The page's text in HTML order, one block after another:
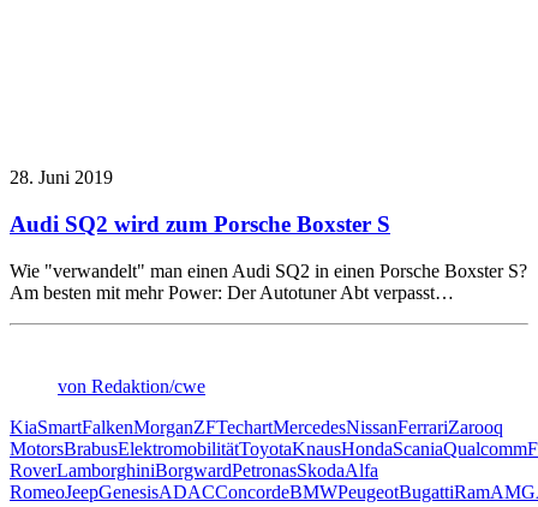
28. Juni 2019
Audi SQ2 wird zum Porsche Boxster S
Wie "verwandelt" man einen Audi SQ2 in einen Porsche Boxster S?
Am besten mit mehr Power: Der Autotuner Abt verpasst…
von Redaktion/cwe
KiaSmartFalkenMorganZFTechartMercedesNissanFerrariZarooq
MotorsBrabusElektromobilitätToyotaKnausHondaScaniaQualcomm
RoverLamborghiniBorgwardPetronasSkodaAlfa
RomeoJeepGenesisADACConcordeBMWPeugeotBugattiRamAMG